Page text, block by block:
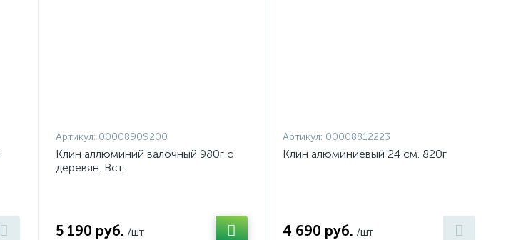
Артикул: 00008909200
Клин аллюминий валочный 980г с
деревян. Вст.
5 190 руб. /шт
Артикул: 00008812223
Клин алюминиевый 24 см. 820г
4 690 руб. /шт